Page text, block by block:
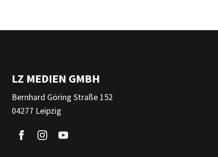
LZ MEDIEN GMBH
Bernhard Göring Straße 152
04277 Leipzig